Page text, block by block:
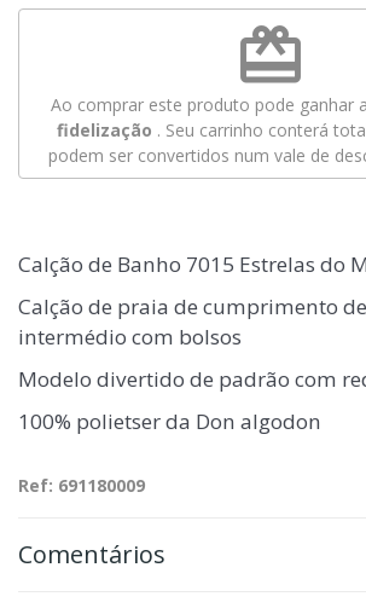
redeem
Ao comprar este produto pode ganhar
fidelização . Seu carrinho conterá
podem ser convertidos num vale de
Calção de Banho 7015 Estrelas do
Calção de praia de cumprimento
intermédio com bolsos
Modelo divertido de padrão com
100% polietser da Don algodon
Ref: 691180009
Comentários